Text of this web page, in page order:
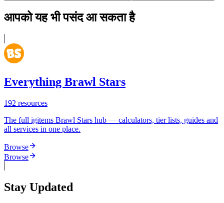
आपको यह भी पसंद आ सकता है
Everything Brawl Stars
192 resources
The full igitems Brawl Stars hub — calculators, tier lists, guides and
all services in one place.
Browse
Browse
Stay Updated